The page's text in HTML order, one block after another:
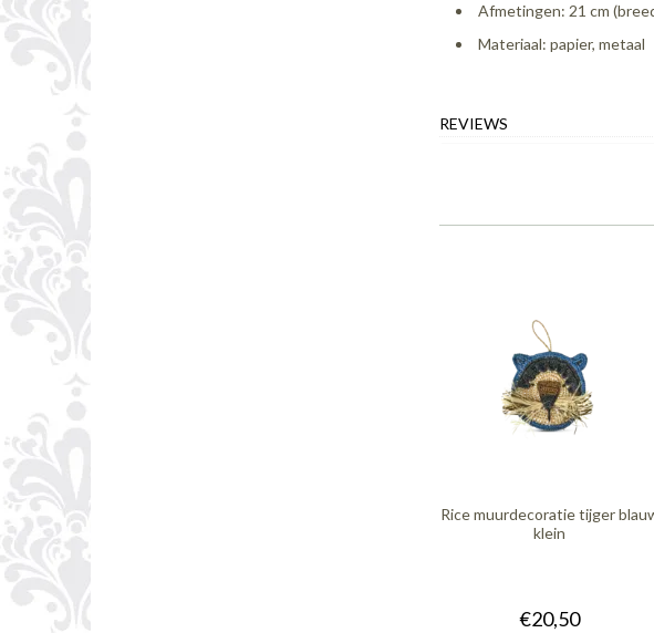
Afmetingen: 21 cm
Materiaal: papier, metaal
REVIEWS
Rice muurdecoratie tijger
klein
€20,50